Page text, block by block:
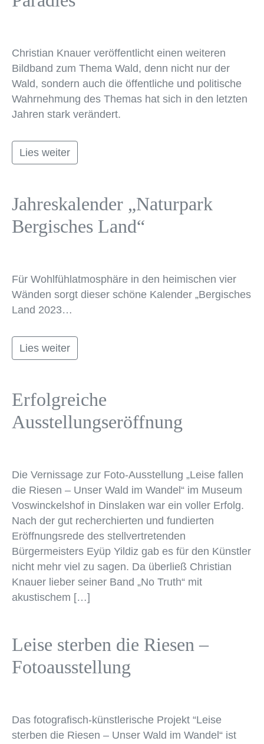
Christian Knauer veröffentlicht einen weiteren
Bildband zum Thema Wald, denn nicht nur der
Wald, sondern auch die öffentliche und politische
Wahrnehmung des Themas hat sich in den letzten
Jahren stark verändert.
Lies weiter
Jahreskalender „Naturpark
Bergisches Land“
Für Wohlfühlatmosphäre in den heimischen vier
Wänden sorgt dieser schöne Kalender „Bergisches
Land 2023…
Lies weiter
Erfolgreiche
Ausstellungseröffnung
Die Vernissage zur Foto-Ausstellung „Leise fallen
die Riesen – Unser Wald im Wandel“ im Museum
Voswinckelshof in Dinslaken war ein voller Erfolg.
Nach der gut recherchierten und fundierten
Eröffnungsrede des stellvertretenden
Bürgermeisters Eyüp Yildiz gab es für den Künstler
nicht mehr viel zu sagen. Da überließ Christian
Knauer lieber seiner Band „No Truth“ mit
akustischem […]
Leise sterben die Riesen –
Fotoausstellung
Das fotografisch-künstlerische Projekt “Leise
sterben die Riesen – Unser Wald im Wandel“ ist